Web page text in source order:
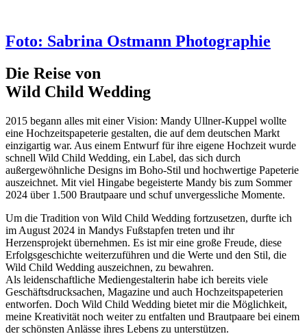
Foto: Sabrina Ostmann Photographie
Die Reise von
Wild Child Wedding
2015 begann alles mit einer Vision: Mandy Ullner-Kuppel wollte
eine Hochzeitspapeterie gestalten, die auf dem deutschen Markt
einzigartig war. Aus einem Entwurf für ihre eigene Hochzeit wurde
schnell Wild Child Wedding, ein Label, das sich durch
außergewöhnliche Designs im Boho-Stil und hochwertige Papeterie
auszeichnet. Mit viel Hingabe begeisterte Mandy bis zum Sommer
2024 über 1.500 Brautpaare und schuf unvergessliche Momente.
Um die Tradition von Wild Child Wedding fortzusetzen, durfte ich
im August 2024 in Mandys Fußstapfen treten und ihr
Herzensprojekt übernehmen. Es ist mir eine große Freude, diese
Erfolgsgeschichte weiterzuführen und die Werte und den Stil, die
Wild Child Wedding auszeichnen, zu bewahren.
Als leidenschaftliche Mediengestalterin habe ich bereits viele
Geschäftsdrucksachen, Magazine und auch Hochzeitspapeterien
entworfen. Doch Wild Child Wedding bietet mir die Möglichkeit,
meine Kreativität noch weiter zu entfalten und Brautpaare bei einem
der schönsten Anlässe ihres Lebens zu unterstützen.